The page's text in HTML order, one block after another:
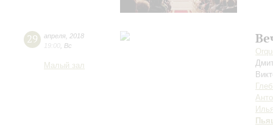
29 апреля 2018
19:00 Вс
Малый зал